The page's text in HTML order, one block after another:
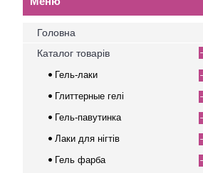
Головна
Каталог товарів
Гель-лаки
Глиттерные гелі
Гель-павутинка
Лаки для нігтів
Гель фарба